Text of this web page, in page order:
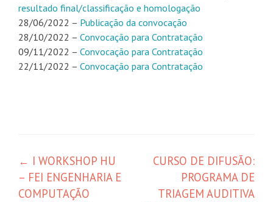
resultado final/classificação e homologação
28/06/2022 – Publicação da convocação
28/10/2022 – Convocação para Contratação
09/11/2022 – Convocação para Contratação
22/11/2022 – Convocação para Contratação
← I WORKSHOP HU
– FEI ENGENHARIA E
COMPUTAÇÃO
CURSO DE DIFUSÃO:
PROGRAMA DE
TRIAGEM AUDITIVA